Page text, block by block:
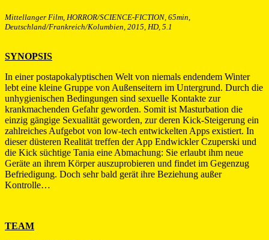
Mittellanger Film, HORROR/SCIENCE-FICTION, 65min,
Deutschland/Frankreich/Kolumbien, 2015, HD, 5.1
SYNOPSIS
In einer postapokalyptischen Welt von niemals endendem Winter
lebt eine kleine Gruppe von Außenseitern im Untergrund. Durch die
unhygienischen Bedingungen sind sexuelle Kontakte zur
krankmachenden Gefahr geworden. Somit ist Masturbation die
einzig gängige Sexualität geworden, zur deren Kick-Steigerung ein
zahlreiches Aufgebot von low-tech entwickelten Apps existiert. In
dieser düsteren Realität treffen der App Endwickler Czuperski und
die Kick süchtige Tania eine Abmachung: Sie erlaubt ihm neue
Geräte an ihrem Körper auszuprobieren und findet im Gegenzug
Befriedigung. Doch sehr bald gerät ihre Beziehung außer
Kontrolle…
TEAM